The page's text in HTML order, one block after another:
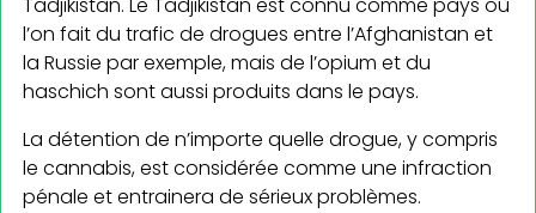
Tadjikistan. Le Tadjikistan est connu comme pays où
l’on fait du trafic de drogues entre l’Afghanistan et
la Russie par exemple, mais de l’opium et du
haschich sont aussi produits dans le pays.
La détention de n’importe quelle drogue, y compris
le cannabis, est considérée comme une infraction
pénale et entrainera de sérieux problèmes.